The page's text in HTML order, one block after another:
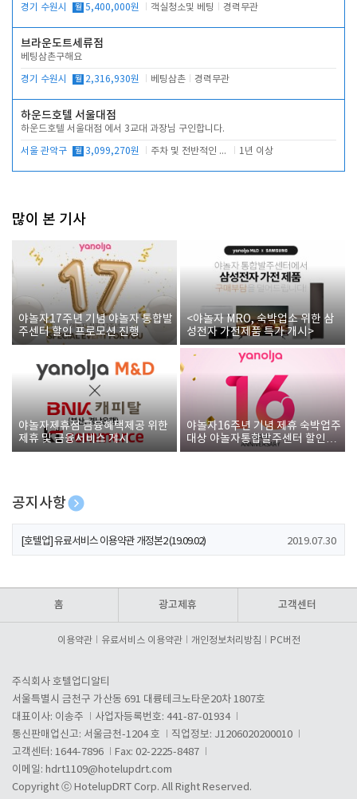
경기 수원시 월 5,400,000원 객실청소및 베팅 경력무관
브라운도트세류점
베팅삼촌구해요
경기 수원시 월 2,316,930원 베팅삼촌 경력무관
하운드호텔 서울대점
하운드호텔 서울대점 에서 3교대 과장님 구인합니다.
서울 관악구 월 3,099,270원 주차 및 전반적인 당번업무 1년 이상
많이 본 기사
야놀자17주년 기념 야놀자 통합발
주센터 할인 프로모션 진행
<야놀자 MRO, 숙박업소 위한 삼
성전자 가전제품 특가 개시>
야놀자제휴점 금융혜택제공 위한
제휴 및 금융서비스 게시
야놀자16주년 기념 제휴 숙박업주
대상 야놀자통합발주센터 할인쿠
폰 증정
공지사항
[호텔업] 개인정보 처리방침 개정본1 (19.09.02)
[호텔업] 유료서비스 이용약관 개정본2 (19.09.02) 2019.07.30
홈 광고제휴 고객센터
이용약관 유료서비스 이용약관 개인정보처리방침 PC버전
주식회사 호텔업디알티
서울특별시 금천구 가산동 691 대륭테크노타운20차 1807호
대표이사: 이송주
사업자등록번호: 441-87-01934
통신판매업신고: 서울금천-1204 호
직업정보: J1206020200010
고객센터: 1644-7896
Fax: 02-2225-8487
이메일: hdrt1109@hotelupdrt.com
Copyright ⓒ HotelupDRT Corp. All Right Reserved.